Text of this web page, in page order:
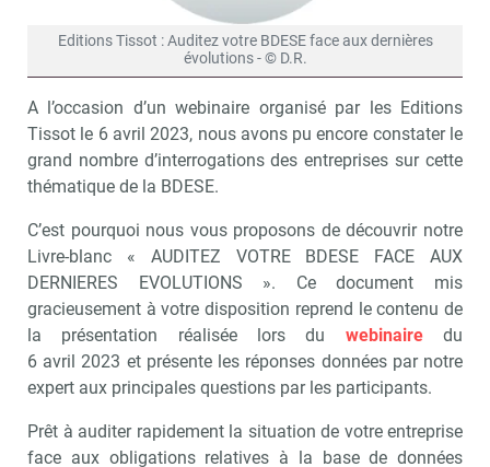
Editions Tissot : Auditez votre BDESE face aux dernières
évolutions - © D.R.
A l’occasion d’un webinaire organisé par les Editions
Tissot le 6 avril 2023, nous avons pu encore constater le
grand nombre d’interrogations des entreprises sur cette
thématique de la BDESE.
C’est pourquoi nous vous proposons de découvrir notre
Livre-blanc « AUDITEZ VOTRE BDESE FACE AUX
DERNIERES EVOLUTIONS ». Ce document mis
gracieusement à votre disposition reprend le contenu de
la présentation réalisée lors du webinaire
du
6 avril 2023 et présente les réponses données par notre
expert aux principales questions par les participants.
Prêt à auditer rapidement la situation de votre entreprise
face aux obligations relatives à la base de données